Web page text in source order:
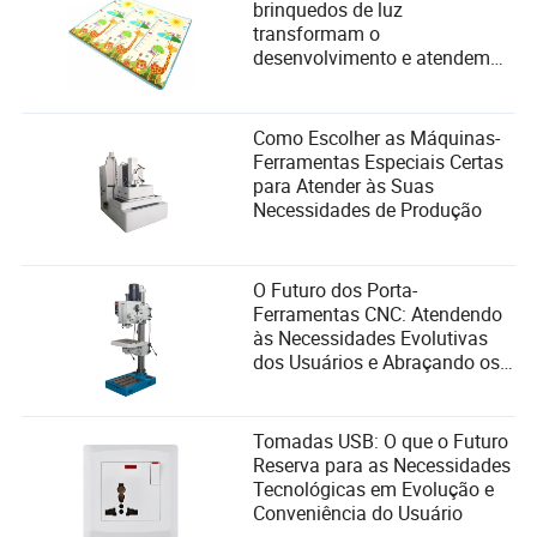
prioriza a música, que valoriza a pureza sonora, a longa
vida útil da bateria e uma experiência de “imersão”.
Como alguém poderia dizer, às vezes a melhor maneira de
se reconectar com sua música favorita é se desconectar
Os Melhores Tocadores de MP3
brinquedos de luz
transformam o
desenvolvimento e atendem
infantil
Como Escolher as Máquinas-
Ferramentas Especiais Certas
para Atender às Suas
Necessidades de Produção
O Futuro dos Porta-
Ferramentas CNC: Atendendo
às Necessidades Evolutivas
dos Usuários e Abraçando os
Tomadas USB: O que o Futuro
Reserva para as Necessidades
Tecnológicas em Evolução e
Conveniência do Usuário